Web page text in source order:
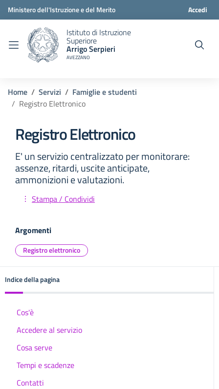
Ministero dell'Istruzione e del Merito Accedi
Istituto di Istruzione
Superiore
Arrigo Serpieri
AVEZZANO
Home Servizi
Famiglie e studenti
Registro Elettronico
Registro Elettronico
E' un servizio centralizzato per monitorare:
assenze, ritardi, uscite anticipate,
ammonizioni e valutazioni.
Stampa / Condividi
Argomenti
Registro elettronico
Indice della pagina
Cos'è
Accedere al servizio
Cosa serve
Tempi e scadenze
Contatti